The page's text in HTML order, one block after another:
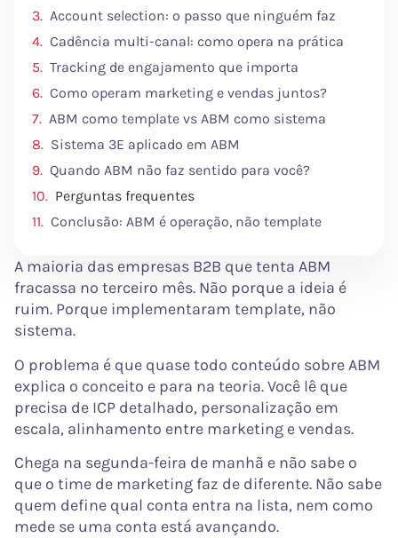
Account selection: o passo que ninguém faz
Cadência multi-canal: como opera na prática
Tracking de engajamento que importa
Como operam marketing e vendas juntos?
ABM como template vs ABM como sistema
Sistema 3E aplicado em ABM
Quando ABM não faz sentido para você?
Perguntas frequentes
Conclusão: ABM é operação, não template
A maioria das empresas B2B que tenta ABM
fracassa no terceiro mês. Não porque a ideia é
ruim. Porque implementaram template, não
sistema.
O problema é que quase todo conteúdo sobre ABM
explica o conceito e para na teoria. Você lê que
precisa de ICP detalhado, personalização em
escala, alinhamento entre marketing e vendas.
Chega na segunda-feira de manhã e não sabe o
que o time de marketing faz de diferente. Não sabe
quem define qual conta entra na lista, nem como
mede se uma conta está avançando.